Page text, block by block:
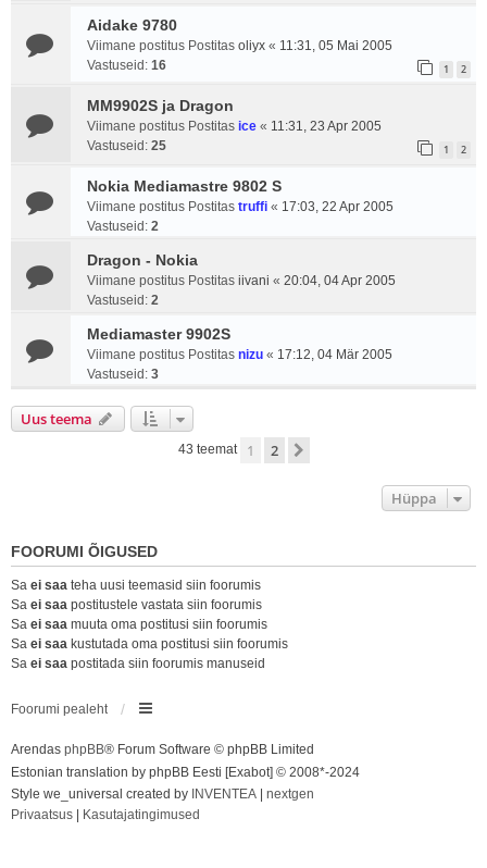
Aidake 9780
Viimane postitus Postitas oliyx « 11:31, 05 Mai 2005
Vastuseid: 16 1 2
MM9902S ja Dragon
Viimane postitus Postitas ice « 11:31, 23 Apr 2005
Vastuseid: 25 1 2
Nokia Mediamastre 9802 S
Viimane postitus Postitas truffi « 17:03, 22 Apr 2005
Vastuseid: 2
Dragon - Nokia
Viimane postitus Postitas iivani « 20:04, 04 Apr 2005
Vastuseid: 2
Mediamaster 9902S
Viimane postitus Postitas nizu « 17:12, 04 Mär 2005
Vastuseid: 3
Uus teema
43 teemat 1 2
Hüppa
FOORUMI ÕIGUSED
Sa ei saa teha uusi teemasid siin foorumis
Sa ei saa postitustele vastata siin foorumis
Sa ei saa muuta oma postitusi siin foorumis
Sa ei saa kustutada oma postitusi siin foorumis
Sa ei saa postitada siin foorumis manuseid
Foorumi pealeht
Arendas phpBB® Forum Software © phpBB Limited
Estonian translation by phpBB Eesti [Exabot] © 2008*-2024
Style we_universal created by INVENTEA
nextgen
Privaatsus
Kasutajatingimused